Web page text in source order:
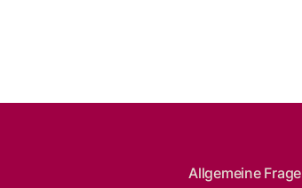
Allgemeine